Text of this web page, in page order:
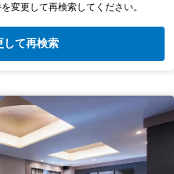
変更して再検索してください。
して再検索